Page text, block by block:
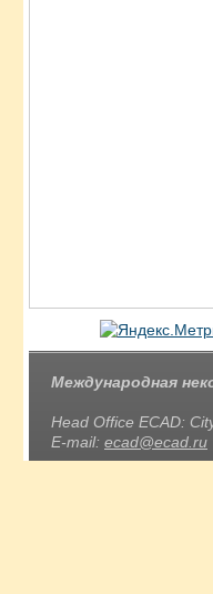
Международная
Head Office ECAD:
E-mail: ecad@ecad.ru